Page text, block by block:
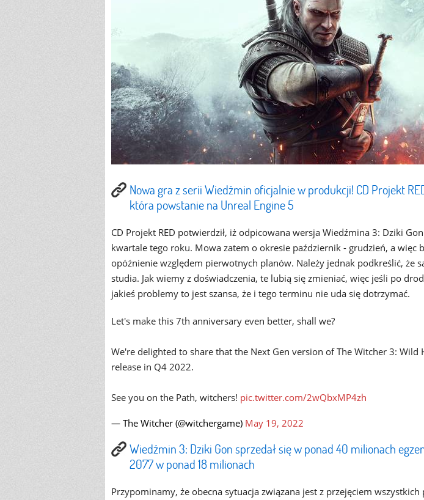
Nowa gra z serii Wiedźmin oficjalnie w produkcji! CD Projekt
która powstanie na Unreal Engine 5
CD Projekt RED potwierdził, iż odpicowana wersja Wiedźmina 3: Dziki
kwartale tego roku. Mowa zatem o okresie październik - grudzień, a więc
opóźnienie względem pierwotnych planów. Należy jednak podkreślić, że
studia. Jak wiemy z doświadczenia, te lubią się zmieniać, więc jeśli po
jakieś problemy to jest szansa, że i tego terminu nie uda się dotrzymać.
Let's make this 7th anniversary even better, shall we?
We're delighted to share that the Next Gen version of The Witcher 3: Wild
release in Q4 2022.
See you on the Path, witchers! pic.twitter.com/2wQbxMP4zh
— The Witcher (@witchergame) May 19, 2022
Wiedźmin 3: Dziki Gon sprzedał się w ponad 40 milionach
2077 w ponad 18 milionach
Przypominamy, że obecna sytuacja związana jest z przejęciem wszystkich